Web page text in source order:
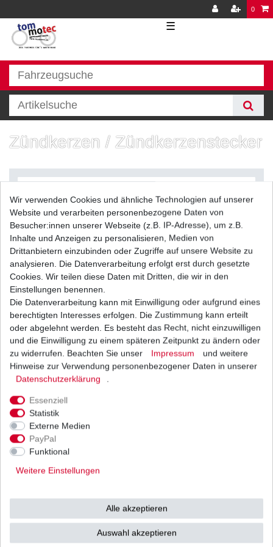
0
☰
Zündkerzen / Zündkerzenstecker
Filter
Zündkerze NGK CR9E, CR 9 E, CR9 E, CR 9E,
6263
UVP 13,30 € 9,31 € *
1 Stück | 9,31 € / Stück
inkl. ges. MwSt. zzgl.
Versand
Ab einem Warenwert von
500 Euro versenden wir
53783 Eitorf (
unbedingt Termin
Wir verwenden Cookies und ähnliche Technologien auf unserer
Website und verarbeiten personenbezogene Daten von
Besucher:innen unserer Webseite (z.B. IP-Adresse), um z.B.
Inhalte und Anzeigen zu personalisieren, Medien von
Drittanbietern einzubinden oder Zugriffe auf unsere Website zu
analysieren. Die Datenverarbeitung erfolgt erst durch gesetzte
Cookies. Wir teilen diese Daten mit Dritten, die wir in den
Einstellungen benennen.
Die Datenverarbeitung kann mit Einwilligung oder aufgrund eines
berechtigten Interesses erfolgen. Die Zustimmung kann erteilt
oder abgelehnt werden. Es besteht das Recht, nicht einzuwilligen
und die Einwilligung zu einem späteren Zeitpunkt zu ändern oder
zu widerrufen. Beachten Sie unser
Impressum
und weitere
Hinweise zur Verwendung personenbezogener Daten in unserer
Daten­schutz­erklärung
Essenziell
Statistik
Externe Medien
PayPal
Funktional
Weitere Einstellungen
Alle akzeptieren
Auswahl akzeptieren